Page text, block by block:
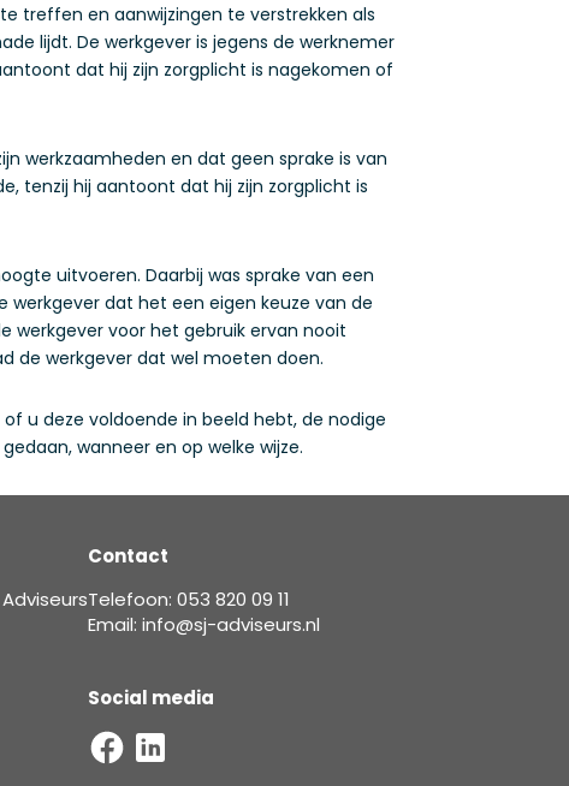
treffen en aanwijzingen te verstrekken als
lijdt. De werkgever is jegens de werknemer
dat hij zijn zorgplicht is nagekomen of
werkzaamheden en dat geen sprake is van
tenzij hij aantoont dat hij zijn zorgplicht is
uitvoeren. Daarbij was sprake van een
dat het een eigen keuze van de
werkgever voor het gebruik ervan nooit
de werkgever dat wel moeten doen.
u deze voldoende in beeld hebt, de nodige
wanneer en op welke wijze.
Contact
Telefoon: 053 820 09 11
Email: info@sj-adviseurs.nl
Social media